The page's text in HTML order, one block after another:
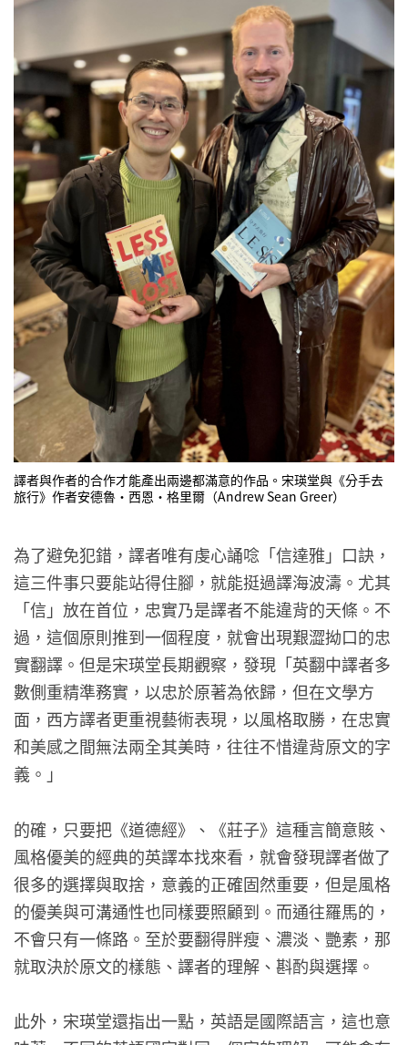
譯者與作者的合作才能產出兩邊都滿意的作品。宋瑛堂與《分手去
旅行》作者安德魯・西恩・格里爾（Andrew Sean Greer）
為了避免犯錯，譯者唯有虔心誦唸「信達雅」口訣，
這三件事只要能站得住腳，就能挺過譯海波濤。尤其
「信」放在首位，忠實乃是譯者不能違背的天條。不
過，這個原則推到一個程度，就會出現艱澀拗口的忠
實翻譯。但是宋瑛堂長期觀察，發現「英翻中譯者多
數側重精準務實，以忠於原著為依歸，但在文學方
面，西方譯者更重視藝術表現，以風格取勝，在忠實
和美感之間無法兩全其美時，往往不惜違背原文的字
義。」
的確，只要把《道德經》、《莊子》這種言簡意賅、
風格優美的經典的英譯本找來看，就會發現譯者做了
很多的選擇與取捨，意義的正確固然重要，但是風格
的優美與可溝通性也同樣要照顧到。而通往羅馬的，
不會只有一條路。至於要翻得胖瘦、濃淡、艷素，那
就取決於原文的樣態、譯者的理解、斟酌與選擇。
此外，宋瑛堂還指出一點，英語是國際語言，這也意